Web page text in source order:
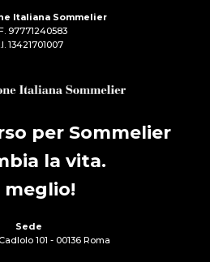
Italiana Sommelier
97771240583
13421701007
per Sommelier
la vita.
meglio!
Sede
101 - 00136 Roma